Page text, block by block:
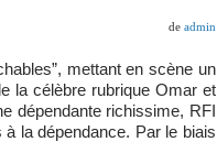
de admin
mettant en scène un
la célèbre rubrique Omar et
dépendante richissime, RFI
à la dépendance. Par le biais